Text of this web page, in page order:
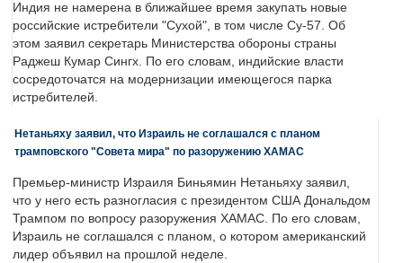
Индия не намерена в ближайшее время закупать новые
российские истребители "Сухой", в том числе Су-57. Об
этом заявил секретарь Министерства обороны страны
Раджеш Кумар Сингх. По его словам, индийские власти
сосредоточатся на модернизации имеющегося парка
истребителей.
Нетаньяху заявил, что Израиль не соглашался с планом
трамповского "Совета мира" по разоружению ХАМАС
Премьер-министр Израиля Биньямин Нетаньяху заявил,
что у него есть разногласия с президентом США Дональдом
Трампом по вопросу разоружения ХАМАС. По его словам,
Израиль не соглашался с планом, о котором американский
лидер объявил на прошлой неделе.